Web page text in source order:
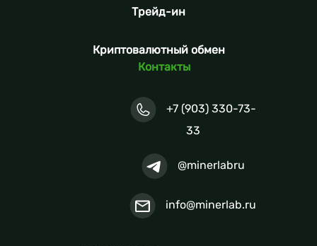
Трейд-ин
Криптовалютный обмен
Контакты
+7 (903) 330-73-
33
@minerlabru
info@minerlab.ru